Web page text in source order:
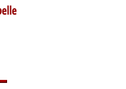
Suchen …